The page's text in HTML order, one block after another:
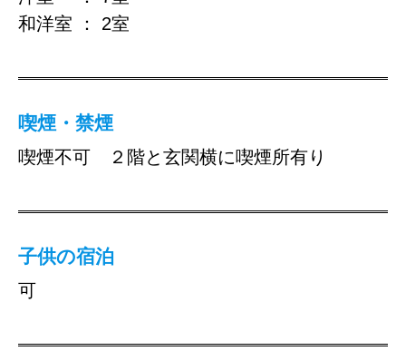
和洋室 ： 2室
喫煙・禁煙
喫煙不可 ２階と玄関横に喫煙所有り
子供の宿泊
可